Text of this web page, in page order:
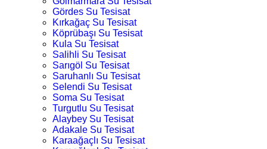
Gördes Su Tesisat
Kırkağaç Su Tesisat
Köprübaşı Su Tesisat
Kula Su Tesisat
Salihli Su Tesisat
Sarıgöl Su Tesisat
Saruhanlı Su Tesisat
Selendi Su Tesisat
Soma Su Tesisat
Turgutlu Su Tesisat
Alaybey Su Tesisat
Adakale Su Tesisat
Karaağaçlı Su Tesisat